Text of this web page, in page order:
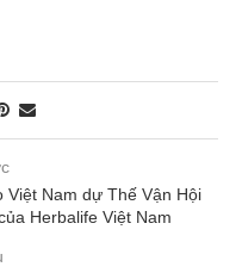
Nam dự Thế Vận Hội
Herbalife Việt Nam